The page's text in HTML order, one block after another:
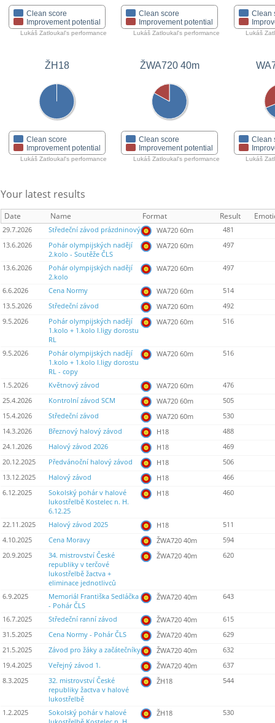
Clean score
Improvement potential
Lukáš Zatloukal's performance
Clean score
Improvement potential
Lukáš Zatloukal's performance
Clean
Lukáš
ŽH18
Clean score
Improvement potential
Lukáš Zatloukal's performance
ŽWA720 40m
Clean score
Improvement potential
Lukáš Zatloukal's performance
Clean
Lukáš
Your latest results
Date Name Format Result
29.7.2026 Středeční závod prázdninový WA720 60m
481
13.6.2026
Pohár olympijských nadějí
2.kolo - Soutěže ČLS
WA720 60m 497
13.6.2026
Pohár olympijských nadějí
2.kolo
WA720 60m 497
6.6.2026 Cena Normy WA720 60m
514
13.5.2026
Středeční závod WA720 60m
492
9.5.2026
Pohár olympijských nadějí
1.kolo + 1.kolo I.ligy dorostu
RL
WA720 60m 516
9.5.2026
Pohár olympijských nadějí
1.kolo + 1.kolo I.ligy dorostu
RL - copy
WA720 60m 516
1.5.2026 Květnový závod WA720 60m
476
25.4.2026
Kontrolní závod SCM WA720 60m
505
15.4.2026
Středeční závod WA720 60m
530
14.3.2026
Březnový halový závod H18
488
24.1.2026
Halový závod 2026 H18
469
20.12.2025
Předvánoční halový závod H18
506
13.12.2025
Halový závod H18
466
6.12.2025
Sokolský pohár v halové
lukostřelbě Kostelec n. H.
6.12.25
H18 460
22.11.2025 Halový závod 2025 H18
511
4.10.2025
Cena Moravy ŽWA720 40m
594
20.9.2025
34. mistrovství České
republiky v terčové
lukostřelbě žactva +
eliminace jednotlivců
ŽWA720 40m 620
6.9.2025
Memoriál Františka Sedláčka
- Pohár ČLS
ŽWA720 40m 643
16.7.2025 Středeční ranní závod ŽWA720 40m
615
31.5.2025
Cena Normy - Pohár ČLS ŽWA720 40m
629
21.5.2025
Závod pro žáky a začátečníky ŽWA720 40m
632
19.4.2025
Veřejný závod 1. ŽWA720 40m
637
8.3.2025
32. mistrovství České
republiky žactva v halové
lukostřelbě
ŽH18 544
1.2.2025
Sokolský pohár v halové
ŽH18 530